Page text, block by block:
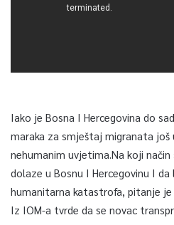
Iako je Bosna I Hercegovina do
maraka za smještaj migranata još
nehumanim uvjetima.Na koji
dolaze u Bosnu I Hercegovinu I
humanitarna katastrofa, pitanje je
Iz IOM-a tvrde da se novac